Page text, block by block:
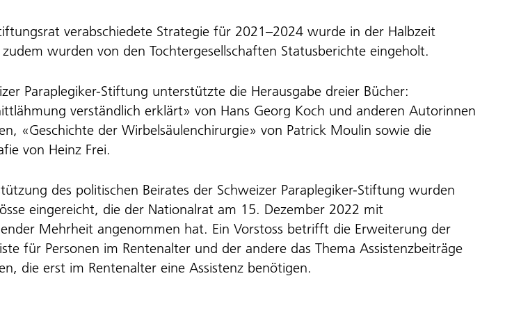
verabschiedete Strategie für 2021–2024 wurde in der Halbzeit
wurden von den Tochtergesellschaften Statusberichte eingeholt.
Paraplegiker-Stiftung unterstützte die Herausgabe dreier Bücher:
verständlich erklärt» von Hans Georg Koch und anderen Autorinnen
«Geschichte der Wirbelsäulenchirurgie» von Patrick Moulin sowie die
von Heinz Frei.
des politischen Beirates der Schweizer Paraplegiker-Stiftung wurden
eingereicht, die der Nationalrat am 15. Dezember 2022 mit
Mehrheit angenommen hat. Ein Vorstoss betrifft die Erweiterung der
für Personen im Rentenalter und der andere das Thema Assistenzbeiträge
die erst im Rentenalter eine Assistenz benötigen.